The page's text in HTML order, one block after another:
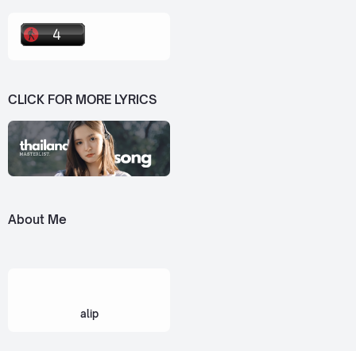
CLICK FOR MORE LYRICS
About Me
alip